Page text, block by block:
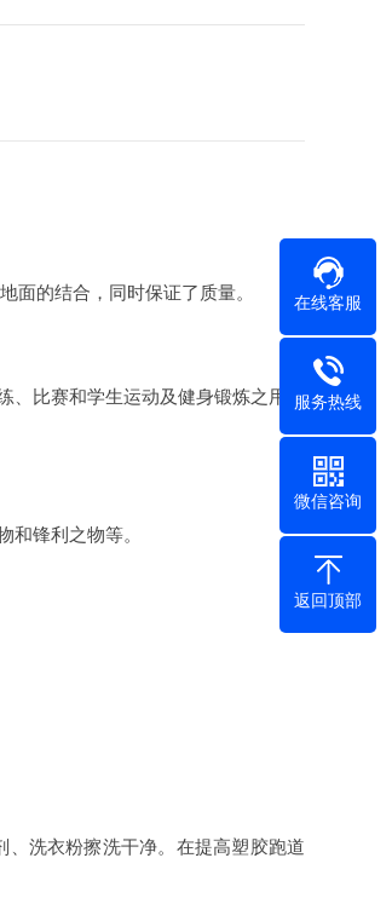
的结合，同时保证了质量。
比赛和学生运动及健身锻炼之用，
锋利之物等。
洗衣粉擦洗干净。在提高塑胶跑道
在线客服
服务热线
微信咨询
返回顶部